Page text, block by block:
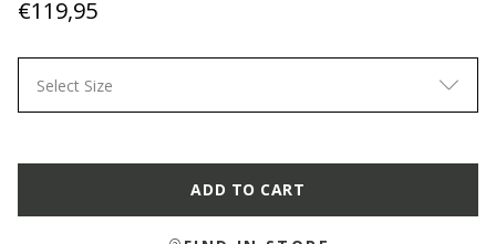
€119,95
Select Size
ADD TO CART